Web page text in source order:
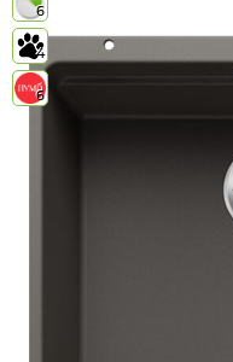
6
4
6